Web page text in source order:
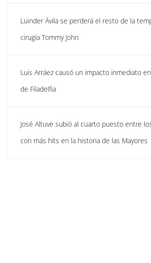
Luinder Ávila se perderá el resto de la
cirugía Tommy John
Luis Arráez causó un impacto inmediato
de Filadelfia
José Altuve subió al cuarto puesto entre
con más hits en la historia de las Mayores